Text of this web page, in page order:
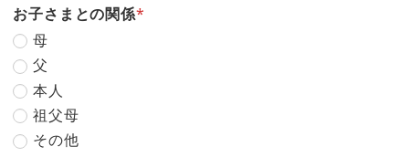
お子さまとの関係*
母
父
本人
祖父母
その他